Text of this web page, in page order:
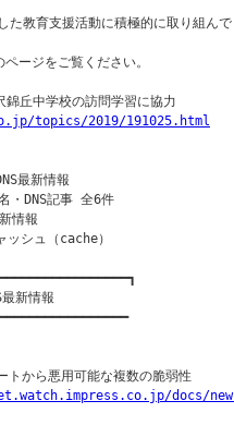
た教育支援活動に積極的に取り組んで
ージをご覧ください。
丘中学校の訪問学習に協力
topics/2019/191025.html
最新情報
・DNS記事 全6件
情報
ッシュ（cache）
最新情報
から悪用可能な複数の脆弱性
docs/